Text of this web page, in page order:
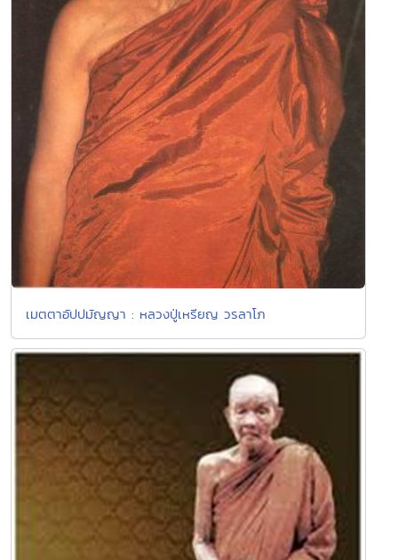
เมตตาอัปปมัญญา : หลวงปู่เหรียญ วรลาโภ